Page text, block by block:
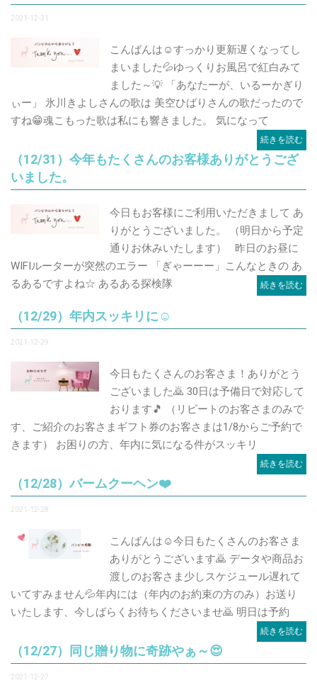
2021-12-31
こんばんは☺️すっかり更新遅くなってし
まいました💦ゆっくりお風呂で紅白みて
ました～💡 「あなたーが、いるーかぎり
ぃー」 氷川きよしさんの歌は 美空ひばりさんの歌だったので
すね😁魂こもった歌は私にも響きました。 気になって
続きを読む
（12/31）今年もたくさんのお客様ありがとうござ
いました。
今日もお客様にご利用いただきまして あ
りがとうございました。 （明日から予定
通りお休みいたします） 昨日のお昼に
WIFIルーターが突然のエラー 「ぎゃーーー」こんなときの あ
るあるですよね☆ あるある探検隊
続きを読む
（12/29）年内スッキリに☺️
2021-12-29
今日もたくさんのお客さま！ありがとう
ございました🙇 30日は予備日で対応して
おります🎵 （リピートのお客さまのみで
す、ご紹介のお客さまギフト券のお客さまは1/8からご予約で
きます） お困りの方、年内に気になる件がスッキリ
続きを読む
（12/28）バームクーヘン❤️
2021-12-28
こんばんは☺️今日もたくさんのお客さま
ありがとうございます🙇 データや商品お
渡しのお客さま少しスケジュール遅れて
いてすみません💦年内には（年内のお約束の方のみ）お送り
いたします、今しばらくお待ちくださいませ🙇 明日は予約
続きを読む
（12/27）同じ贈り物に奇跡やぁ～😍
2021-12-27